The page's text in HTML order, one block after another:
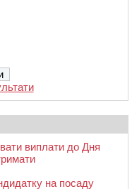
виплати до Дня
на посаду